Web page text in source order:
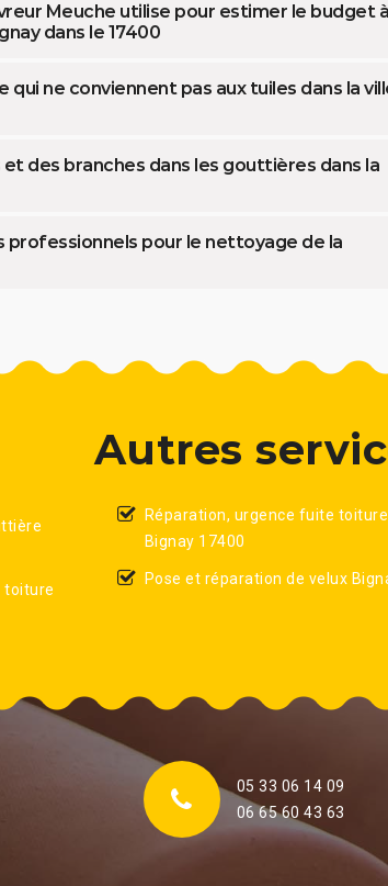
Meuche utilise pour estimer le budget à
dans le 17400
ne conviennent pas aux tuiles dans la
des branches dans les gouttières dans la
professionnels pour le nettoyage de la
Autres
toiture
Réparation, urgence fuite toiture
Bignay 17400
Pose et réparation de velux
05 33 06 14 09
06 65 60 43 63